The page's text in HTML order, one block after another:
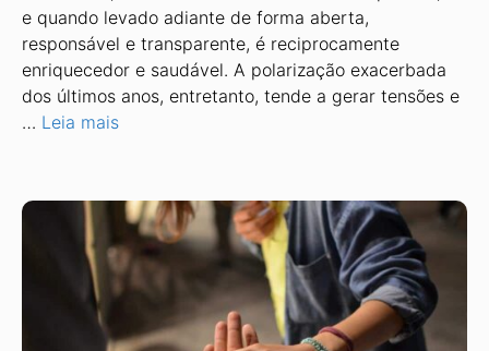
e quando levado adiante de forma aberta,
responsável e transparente, é reciprocamente
enriquecedor e saudável. A polarização exacerbada
dos últimos anos, entretanto, tende a gerar tensões e
… Leia mais